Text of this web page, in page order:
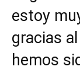
estoy
gracias
hemos